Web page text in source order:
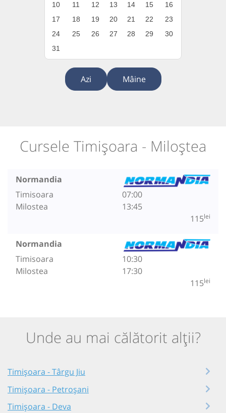
10
11 12 13 14 15
16
17
18 19 20 21 22
23
24
25 26 27 28 29
30
31
Azi Mâine
Cursele Timișoara - Miloștea
Normandia
Timisoara
Milostea
07:00
13:45
115lei
Normandia
Timisoara
Milostea
10:30
17:30
115lei
Unde au mai călătorit alții?
Timișoara - Târgu Jiu
Timișoara - Petroșani
Timișoara - Deva